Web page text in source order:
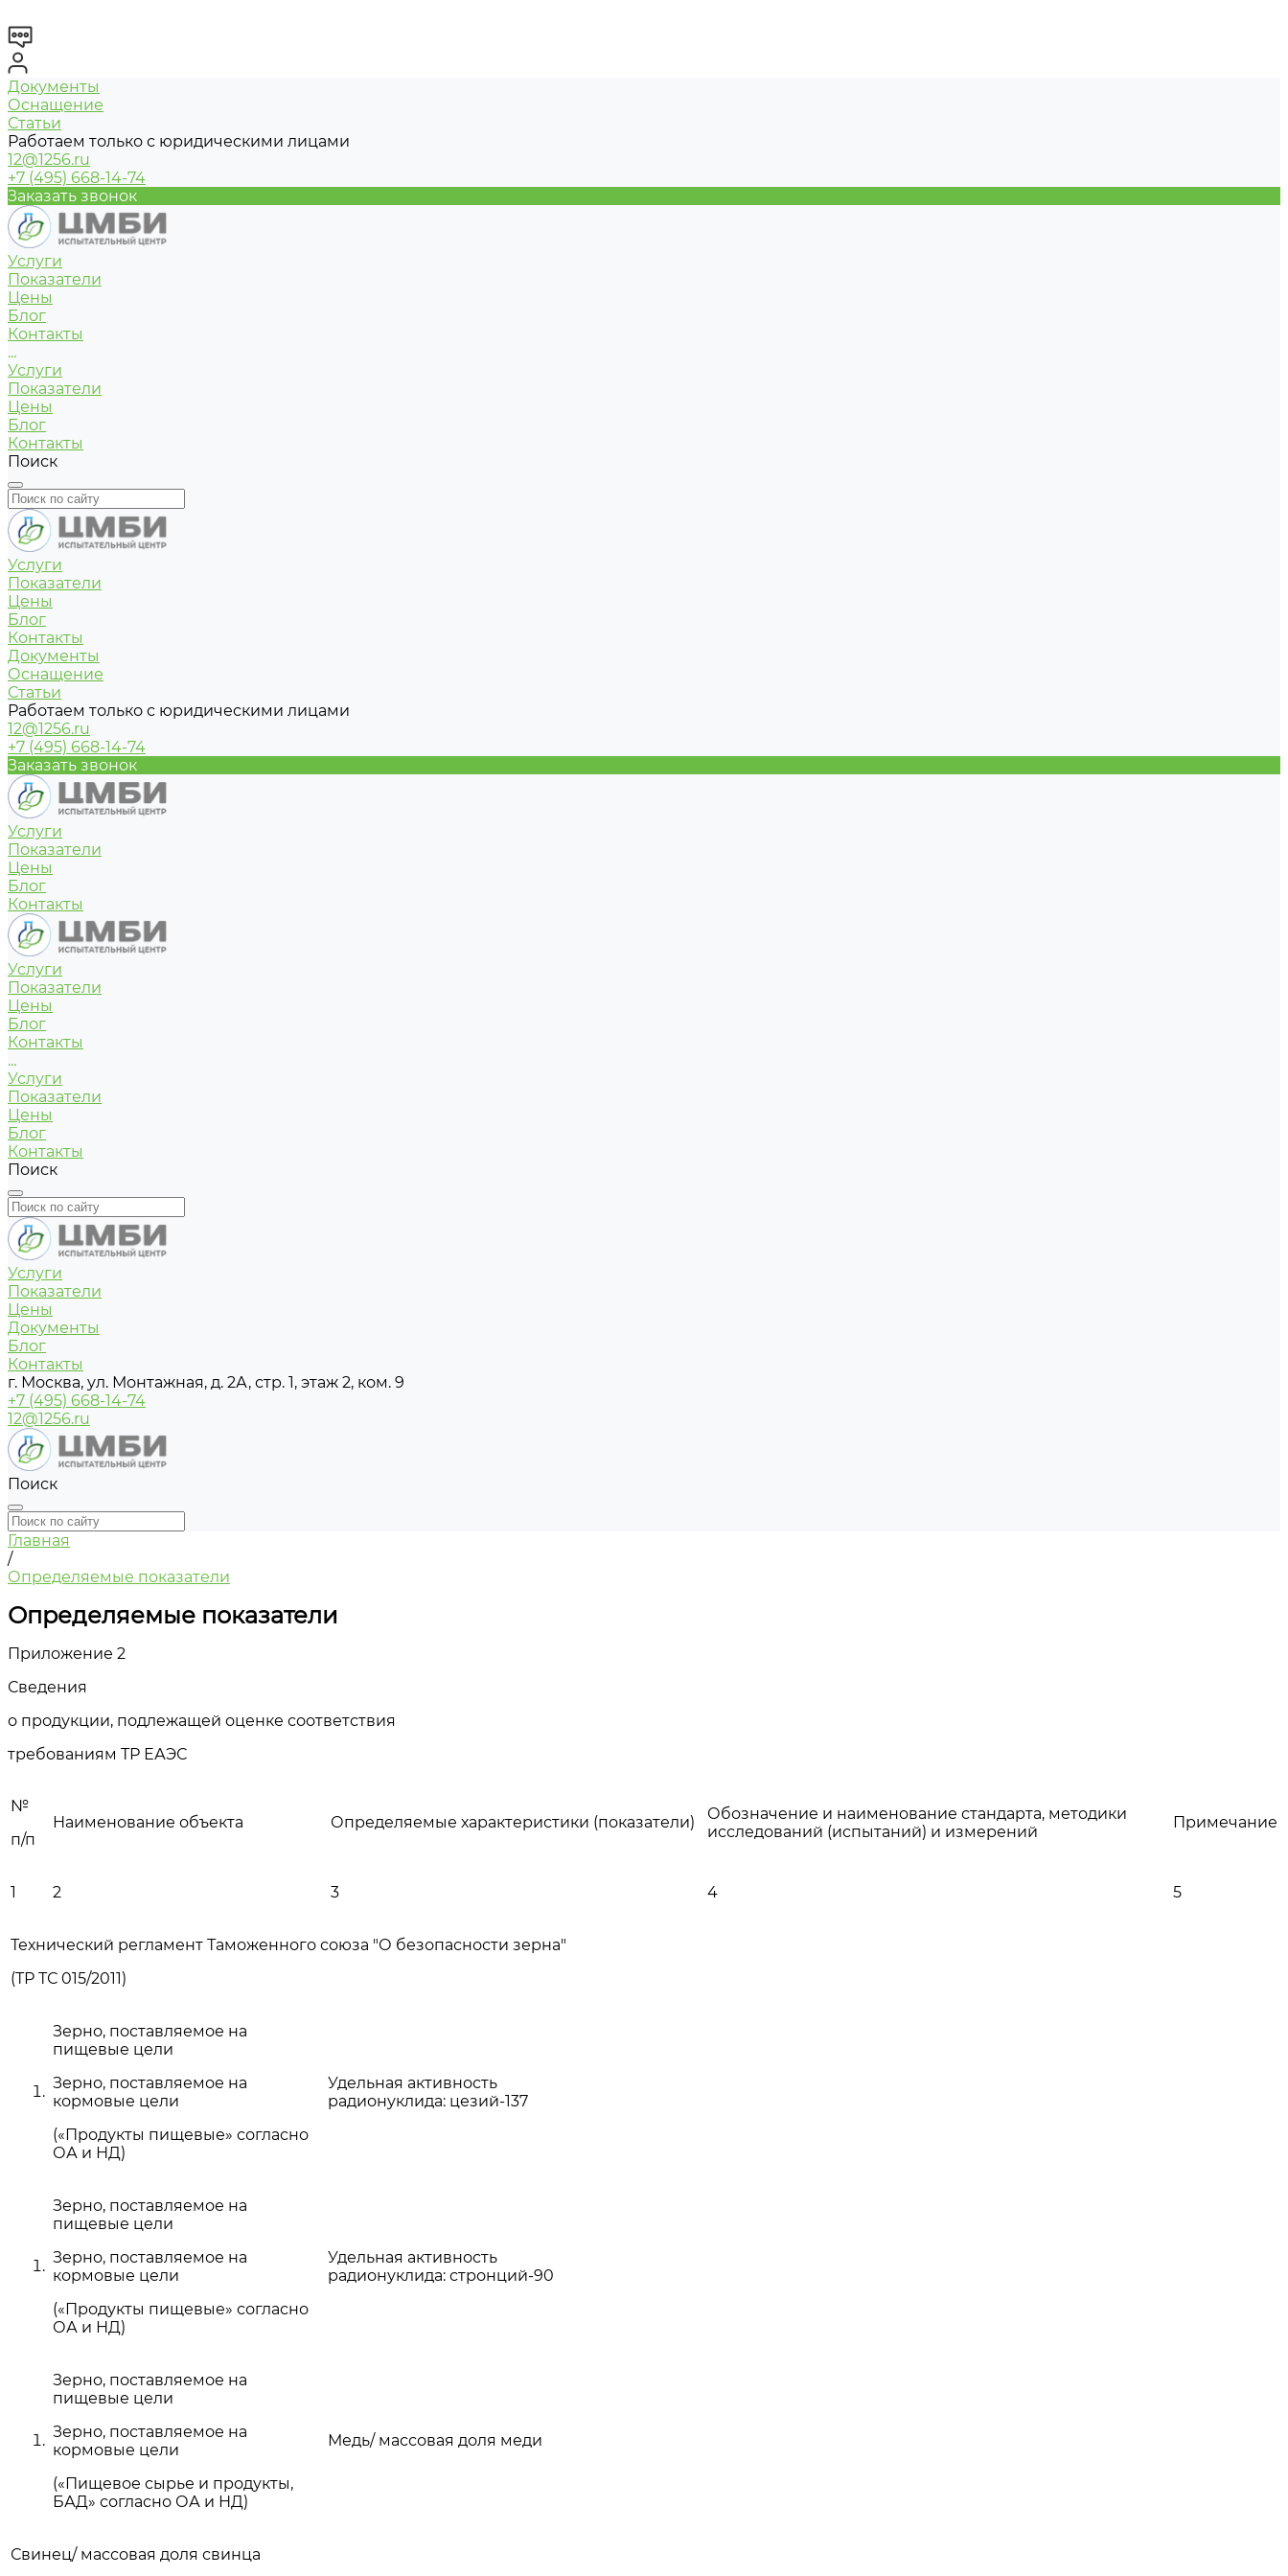
Документы
Оснащение
Статьи
Работаем только с юридическими лицами
12@1256.ru
+7 (495) 668-14-74
Заказать звонок
Услуги
Показатели
Цены
Блог
Контакты
...
Услуги
Показатели
Цены
Блог
Контакты
Поиск
Услуги
Показатели
Цены
Блог
Контакты
Документы
Оснащение
Статьи
Работаем только с юридическими лицами
12@1256.ru
+7 (495) 668-14-74
Заказать звонок
Услуги
Показатели
Цены
Блог
Контакты
Услуги
Показатели
Цены
Блог
Контакты
...
Услуги
Показатели
Цены
Блог
Контакты
Поиск
Услуги
Показатели
Цены
Документы
Блог
Контакты
г. Москва, ул. Монтажная, д. 2А, стр. 1, этаж 2, ком. 9
+7 (495) 668-14-74
12@1256.ru
Поиск
Главная
/
Определяемые показатели
Определяемые показатели
Приложение 2
Сведения
о продукции, подлежащей оценке соответствия
требованиям ТР ЕАЭС
№
п/п
Наименование объекта Определяемые характеристики (показатели)
Обозначение и наименование стандарта, методики
исследований (испытаний) и измерений
Примечание
1 2 3 4 5
Технический регламент Таможенного союза "О безопасности зерна"
(ТР ТС 015/2011)
Зерно, поставляемое на
пищевые цели
Зерно, поставляемое на
кормовые цели
(«Продукты пищевые» согласно
ОА и НД)
Удельная активность
радионуклида: цезий-137
Зерно, поставляемое на
пищевые цели
Зерно, поставляемое на
кормовые цели
(«Продукты пищевые» согласно
ОА и НД)
Удельная активность
радионуклида: стронций-90
Зерно, поставляемое на
пищевые цели
Зерно, поставляемое на
кормовые цели
(«Пищевое сырье и продукты,
БАД» согласно ОА и НД)
Медь/ массовая доля меди
Свинец/ массовая доля свинца